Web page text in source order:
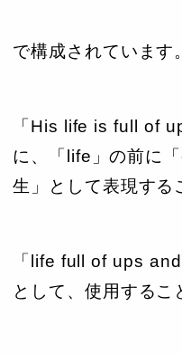
で構成されています。
「His life is full of
に、「life」の前に
生」として表現する
「life full of ups
として、使用するこ